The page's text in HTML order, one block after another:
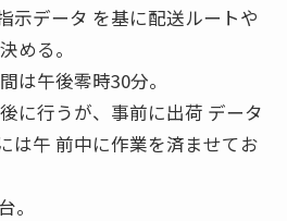
示データ を基に配送ルートや
める。
は午後零時30分。
に行うが、事前に出荷 データ
は午 前中に作業を済ませてお
。